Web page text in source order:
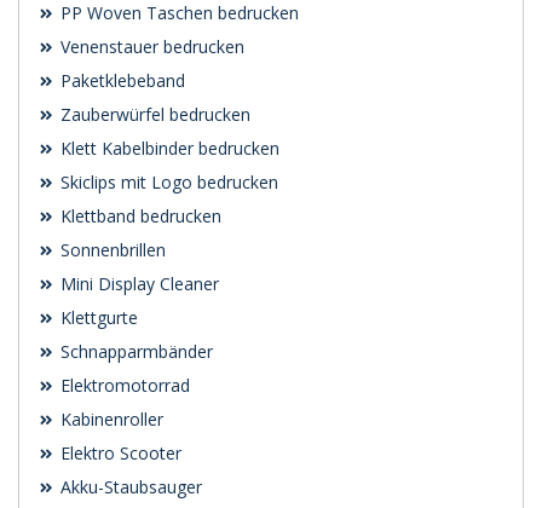
PP Woven Taschen bedrucken
Venenstauer bedrucken
Paketklebeband
Zauberwürfel bedrucken
Klett Kabelbinder bedrucken
Skiclips mit Logo bedrucken
Klettband bedrucken
Sonnenbrillen
Mini Display Cleaner
Klettgurte
Schnapparmbänder
Elektromotorrad
Kabinenroller
Elektro Scooter
Akku-Staubsauger